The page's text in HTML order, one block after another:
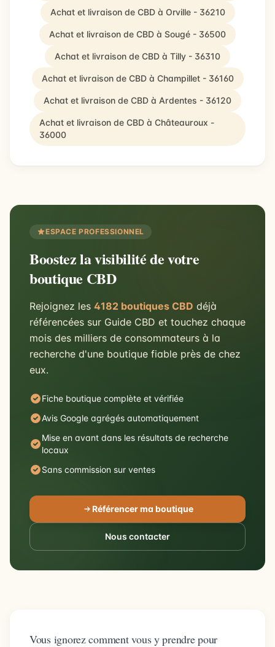
Achat et livraison de CBD à Orville - 36210
Achat et livraison de CBD à Sougé - 36500
Achat et livraison de CBD à Tilly - 36310
Achat et livraison de CBD à Champillet - 36160
Achat et livraison de CBD à Ardentes - 36120
Achat et livraison de CBD à Châteauroux -
36000
ESPACE PROFESSIONNEL
Boostez la visibilité de votre
boutique CBD
Rejoignez les 4182 boutiques CBD déjà
référencées sur Guide CBD et touchez chaque
mois des milliers de consommateurs à la
recherche d'une boutique fiable près de chez
eux.
Fiche boutique complète et vérifiée
Avis Google agrégés automatiquement
Mise en avant dans les résultats de recherche
locaux
Sans commission sur ventes
Référencer ma boutique
Nous contacter
Vous ignorez comment vous y prendre pour